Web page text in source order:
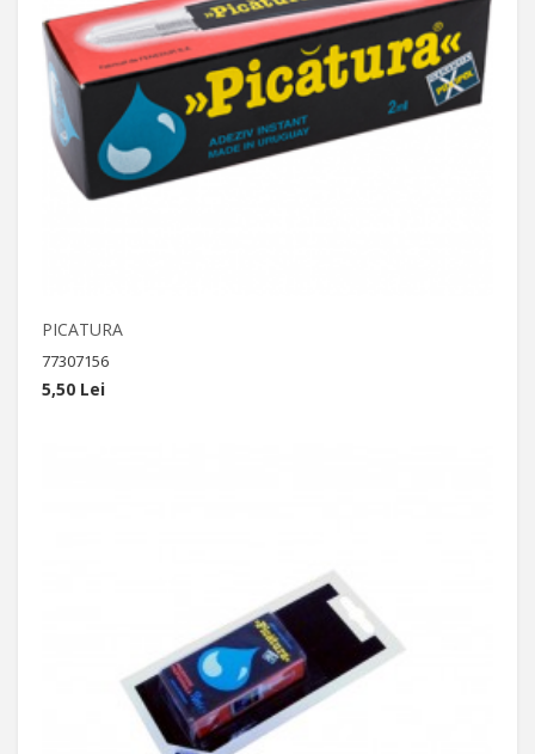
PICATURA
77307156
5,50 Lei